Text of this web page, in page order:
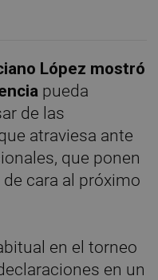
López mostró
pueda
de las
atraviesa ante
que ponen
cara al próximo
en el torneo
en un